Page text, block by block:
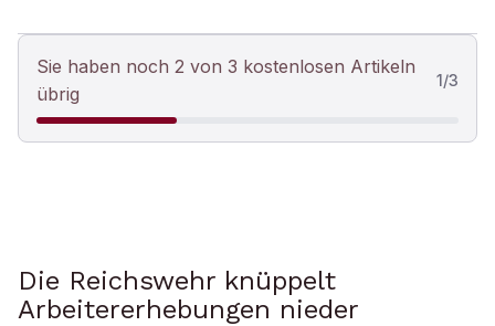
Sie haben noch 2 von 3 kostenlosen Artikeln
übrig
1/3
Die Reichswehr knüppelt
Arbeitererhebungen nieder